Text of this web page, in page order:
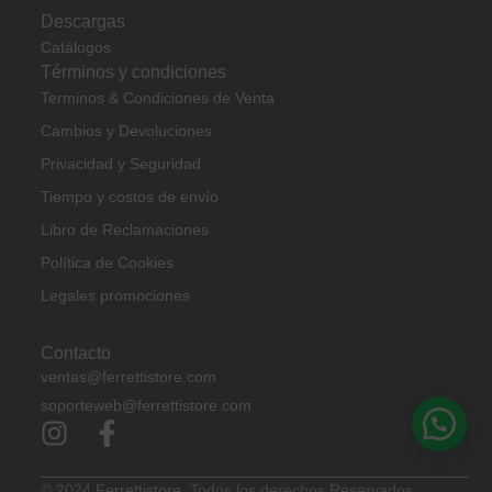
Descargas
Catálogos
Términos y condiciones
Terminos & Condiciones de Venta
Cambios y Devoluciones
Privacidad y Seguridad
Tiempo y costos de envío
Libro de Reclamaciones
Política de Cookies
Legales promociones
Contacto
ventas@ferrettistore.com
soporteweb@ferrettistore.com